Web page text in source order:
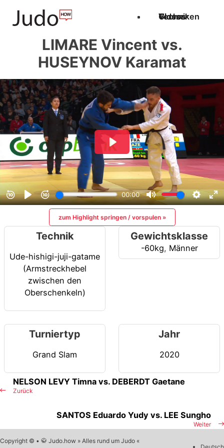
Techniken
Videos
Glossar
LIMARE Vincent vs.
HUSEYNOV Karamat
zum Highlight springen / vorspulen »
Technik
Ude-hishigi-juji-gatame
(Armstreckhebel
zwischen den
Oberschenkeln)
Gewichtsklasse
-60kg, Männer
Turniertyp
Grand Slam
Jahr
2020
Zurück
NELSON LEVY Timna vs. DEBERDT Gaetane
Weiter
SANTOS Eduardo Yudy vs. LEE Sungho
Copyright © • 🥋 Judo.how » Alles rund um Judo «